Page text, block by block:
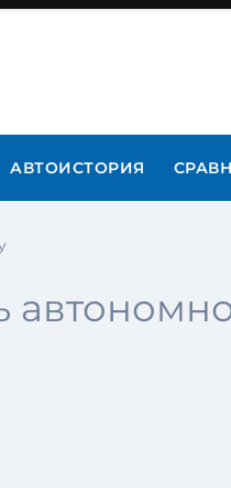
АВТОИСТОРИЯ